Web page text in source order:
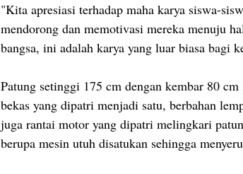
"Kita apresiasi terhadap maha karya siswa-
mendorong dan memotivasi mereka menuju
bangsa, ini adalah karya yang luar biasa bagi
Patung setinggi 175 cm dengan kembar 80
bekas yang dipatri menjadi satu, berbahan
juga rantai motor yang dipatri melingkari
berupa mesin utuh disatukan sehingga